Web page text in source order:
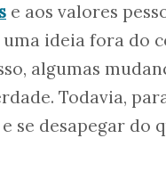
e aos valores
ideia fora do
algumas
Todavia,
se desapegar do